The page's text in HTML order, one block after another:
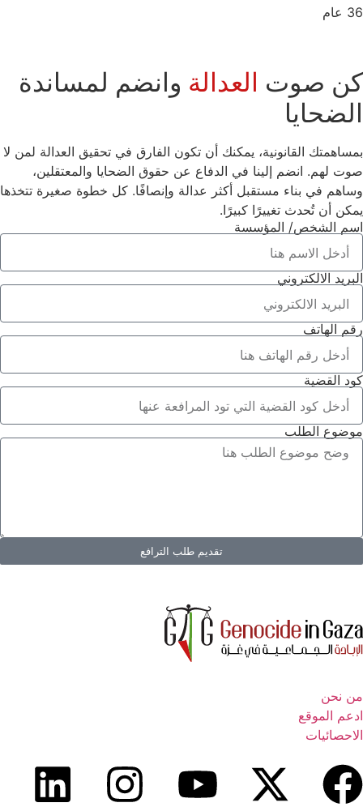
36 عام
كن صوت العدالة وانضم لمساندة
الضحايا
بمساهمتك القانونية، يمكنك أن تكون الفارق في تحقيق العدالة لمن لا
صوت لهم. انضم إلينا في الدفاع عن حقوق الضحايا والمعتقلين،
وساهم في بناء مستقبل أكثر عدالة وإنصافًا. كل خطوة صغيرة تتخذها
يمكن أن تُحدث تغييرًا كبيرًا.
اسم الشخص/ المؤسسة
البريد الالكتروني
رقم الهاتف
كود القضية
موضوع الطلب
تقديم طلب الترافع
من نحن
ادعم الموقع
الاحصائيات